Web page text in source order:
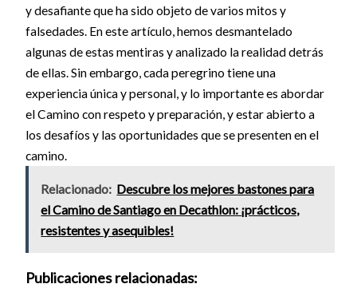
y desafiante que ha sido objeto de varios mitos y
falsedades. En este artículo, hemos desmantelado
algunas de estas mentiras y analizado la realidad detrás
de ellas. Sin embargo, cada peregrino tiene una
experiencia única y personal, y lo importante es abordar
el Camino con respeto y preparación, y estar abierto a
los desafíos y las oportunidades que se presenten en el
camino.
Relacionado: Descubre los mejores bastones para
el Camino de Santiago en Decathlon: ¡prácticos,
resistentes y asequibles!
Publicaciones relacionadas: